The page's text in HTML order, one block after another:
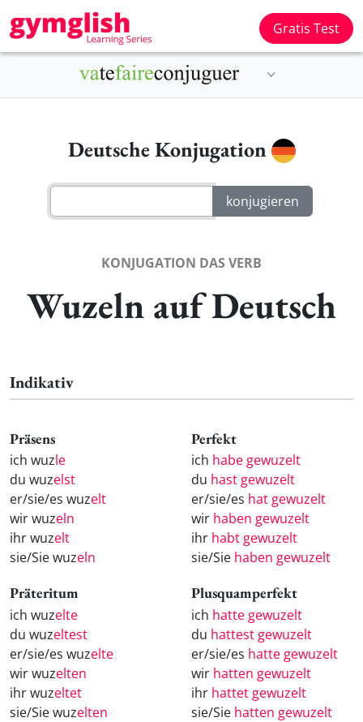
Gratis Test
Deutsche Konjugation
KONJUGATION DAS VERB
Wuzeln auf Deutsch
Indikativ
Präsens
ich wuzle
du wuzelst
er/sie/es wuzelt
wir wuzeln
ihr wuzelt
sie/Sie wuzeln
Perfekt
ich habe gewuzelt
du hast gewuzelt
er/sie/es hat gewuzelt
wir haben gewuzelt
ihr habt gewuzelt
sie/Sie haben gewuzelt
Präteritum
ich wuzelte
du wuzeltest
er/sie/es wuzelte
wir wuzelten
ihr wuzeltet
sie/Sie wuzelten
Plusquamperfekt
ich hatte gewuzelt
du hattest gewuzelt
er/sie/es hatte gewuzelt
wir hatten gewuzelt
ihr hattet gewuzelt
sie/Sie hatten gewuzelt